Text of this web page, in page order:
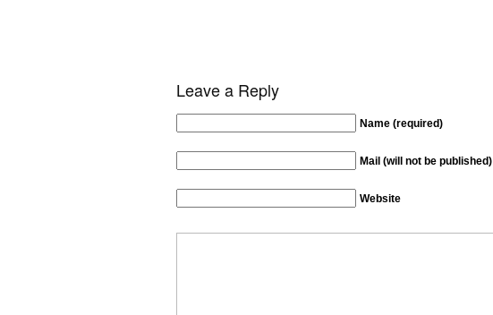
Leave a Reply
Name (required)
Mail (will not be
Website